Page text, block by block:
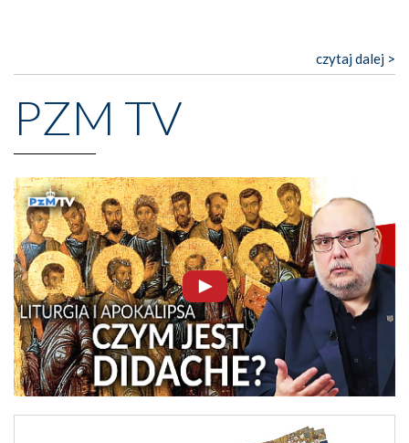
czytaj dalej >
PZM TV